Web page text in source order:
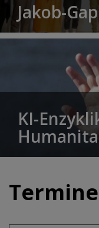
Jakob-
KI-
Termine